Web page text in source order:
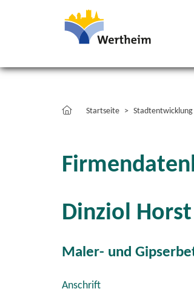
Startseite Stadtentwicklung
Dinziol
Maler- und
Anschrift